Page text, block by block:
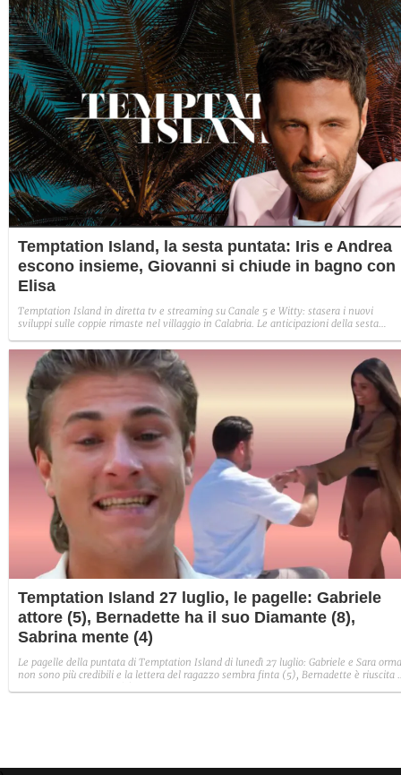
Temptation Island, la sesta puntata: Iris e Andrea
escono insieme, Giovanni si chiude in bagno con
Elisa
Temptation Island in diretta tv e streaming su Canale 5 e Witty: stasera i nuovi
sviluppi sulle coppie rimaste nel villaggio in Calabria. Le anticipazioni della sesta
Sabrina rifiuta il falò con Giovanni e si avvicina a Lory.
Temptation Island 27 luglio, le pagelle: Gabriele
attore (5), Bernadette ha il suo Diamante (8),
Sabrina mente (4)
Le pagelle della puntata di Temptation Island di lunedì 27 luglio: Gabriele e Sara
non sono più credibili e la lettera del ragazzo sembra finta (5), Bernadette è riuscita